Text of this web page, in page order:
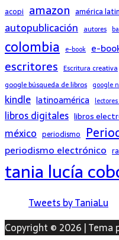
acopi amazon américa
autopublicación autores
colombia e-book e-
escritores Escritura creativa
google búsqueda de libros google
kindle latinoamérica
libros digitales libros
méxico periodismo
periodismo electrónico
tania lucía
Tweets by TaniaLu
Copyright © 2026 | Tema